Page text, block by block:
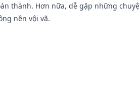
thành. Hơn nữa, dễ gặp những
nên vội vã.